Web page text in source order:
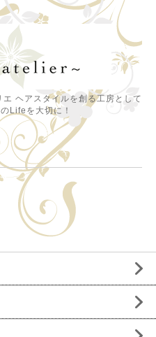
ヘアスタイルを創る工房として
Lifeを大切に！